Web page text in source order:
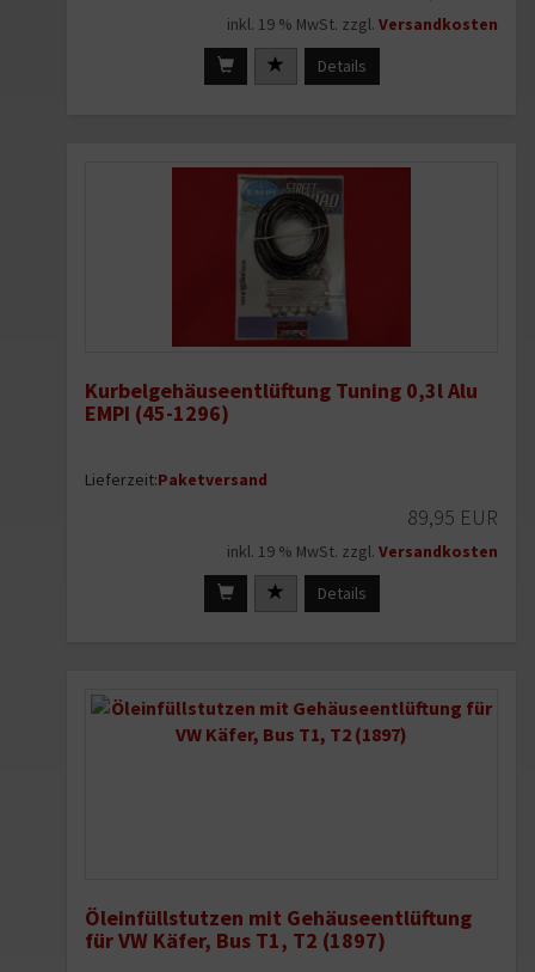
inkl. 19 % MwSt. zzgl. Versandkosten
Details
Kurbelgehäuseentlüftung Tuning 0,3l Alu
EMPI (45-1296)
Lieferzeit:Paketversand
89,95 EUR
inkl. 19 % MwSt. zzgl. Versandkosten
Details
Öleinfüllstutzen mit Gehäuseentlüftung
für VW Käfer, Bus T1, T2 (1897)